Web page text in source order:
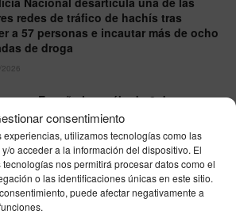
consentimiento
experiencias, utilizamos tecnologías como las
o acceder a la información del dispositivo. El
nos permitirá procesar datos como el
o las identificaciones únicas en este sitio.
puede afectar negativamente a
redes de tráfico de hachís tras
a 57 personas e incautar más de ocho
de droga
en España hoy sábado 8 de agosto
calor estable y chubascos puntuales
refuerza Ceuta con otros 45 agentes de
y eleva a 270 el despliegue policial